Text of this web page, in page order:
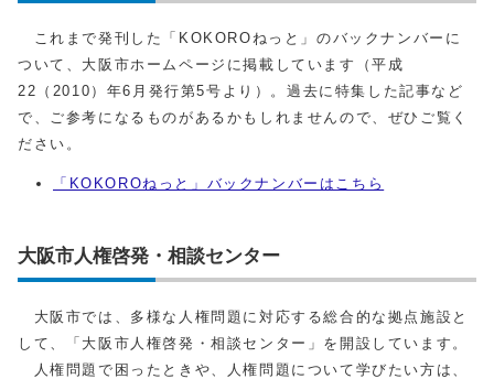
これまで発刊した「KOKOROねっと」のバックナンバーに
ついて、大阪市ホームページに掲載しています（平成
22（2010）年6月発行第5号より）。過去に特集した記事など
で、ご参考になるものがあるかもしれませんので、ぜひご覧く
ださい。
「KOKOROねっと」バックナンバーはこちら
大阪市人権啓発・相談センター
大阪市では、多様な人権問題に対応する総合的な拠点施設と
して、「大阪市人権啓発・相談センター」を開設しています。
人権問題で困ったときや、人権問題について学びたい方は、